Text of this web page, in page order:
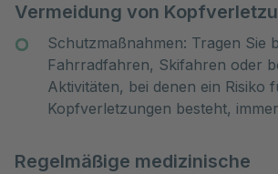
Vermeidung von
Schutzmaßnahmen: Tragen Sie
Fahrradfahren, Skifahren oder
Aktivitäten, bei denen ein Risiko
Kopfverletzungen besteht,
Regelmäßige medizinische